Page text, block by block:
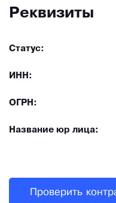
Реквизиты
Статус:
ИНН:
ОГРН:
Название юр лица:
Проверить